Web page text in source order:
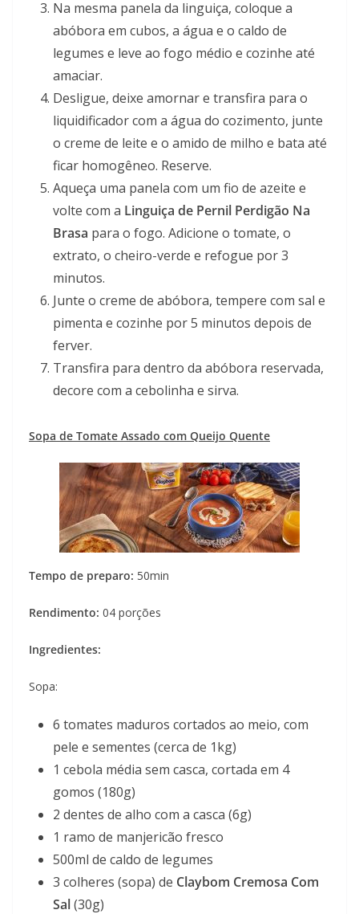
Na mesma panela da linguiça, coloque a
abóbora em cubos, a água e o caldo de
legumes e leve ao fogo médio e cozinhe até
amaciar.
Desligue, deixe amornar e transfira para o
liquidificador com a água do cozimento, junte
o creme de leite e o amido de milho e bata até
ficar homogêneo. Reserve.
Aqueça uma panela com um fio de azeite e
volte com a Linguiça de Pernil Perdigão Na
Brasa para o fogo. Adicione o tomate, o
extrato, o cheiro-verde e refogue por 3
minutos.
Junte o creme de abóbora, tempere com sal e
pimenta e cozinhe por 5 minutos depois de
ferver.
Transfira para dentro da abóbora reservada,
decore com a cebolinha e sirva.
Sopa de Tomate Assado com Queijo Quente
Tempo de preparo: 50min
Rendimento: 04 porções
Ingredientes:
Sopa:
6 tomates maduros cortados ao meio, com
pele e sementes (cerca de 1kg)
1 cebola média sem casca, cortada em 4
gomos (180g)
2 dentes de alho com a casca (6g)
1 ramo de manjericão fresco
500ml de caldo de legumes
3 colheres (sopa) de Claybom Cremosa Com
Sal(30g)